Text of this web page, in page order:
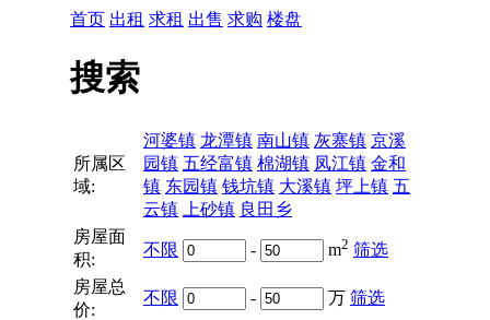
首页 出租 求租 出售 求购 楼盘
搜索
所属区
域:
河婆镇 龙潭镇 南山镇 灰寨镇 京溪
园镇 五经富镇 棉湖镇 凤江镇 金和
镇 东园镇 钱坑镇 大溪镇 坪上镇 五
云镇
上砂镇 良田乡
房屋面
积:
不限 - m2 筛选
房屋总
价:
不限 - 万 筛选